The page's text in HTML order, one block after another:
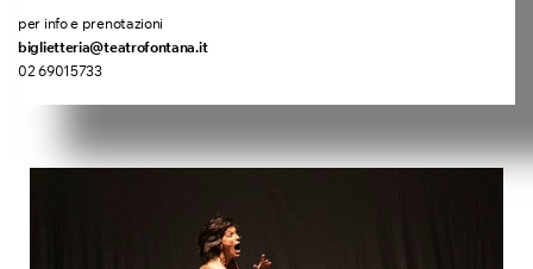
per info e prenotazioni
biglietteria@teatrofontana.it
02 69015733